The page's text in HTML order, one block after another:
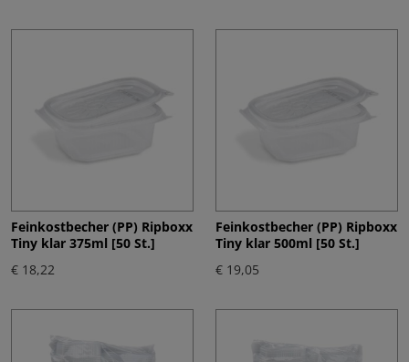
Feinkostbecher (PP) Ripboxx
Tiny klar 375ml [50 St.]
€ 18,22
Feinkostbecher (PP) Ripboxx
Tiny klar 500ml [50 St.]
€ 19,05